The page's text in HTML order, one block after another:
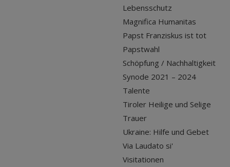
Lebensschutz
Magnifica Humanitas
Papst Franziskus ist tot
Papstwahl
Schöpfung / Nachhaltigkeit
Synode 2021 – 2024
Talente
Tiroler Heilige und Selige
Trauer
Ukraine: Hilfe und Gebet
Via Laudato si'
Visitationen